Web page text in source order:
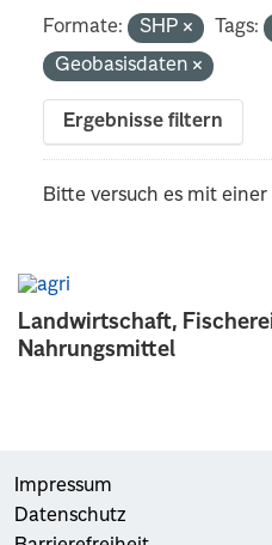
Landwirtschaft,
Nahrungsmittel
Formate: SHP Tags:
Geobasisdaten
Ergebnisse filtern
Bitte versuch es mit
Impressum
Datenschutz